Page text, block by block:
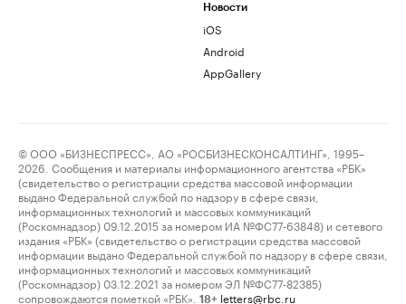
Новости
iOS
Android
AppGallery
© ООО «БИЗНЕСПРЕСС», АО «РОСБИЗНЕСКОНСАЛТИНГ», 1995–
2026. Сообщения и материалы информационного агентства «РБК»
(свидетельство о регистрации средства массовой информации
выдано Федеральной службой по надзору в сфере связи,
информационных технологий и массовых коммуникаций
(Роскомнадзор) 09.12.2015 за номером ИА №ФС77-63848) и сетевого
издания «РБК» (свидетельство о регистрации средства массовой
информации выдано Федеральной службой по надзору в сфере связи,
информационных технологий и массовых коммуникаций
(Роскомнадзор) 03.12.2021 за номером ЭЛ №ФС77-82385)
сопровождаются пометкой «РБК».
18+ letters@rbc.ru